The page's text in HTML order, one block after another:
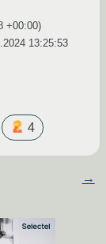
+00:00)
13:25:53
4
→